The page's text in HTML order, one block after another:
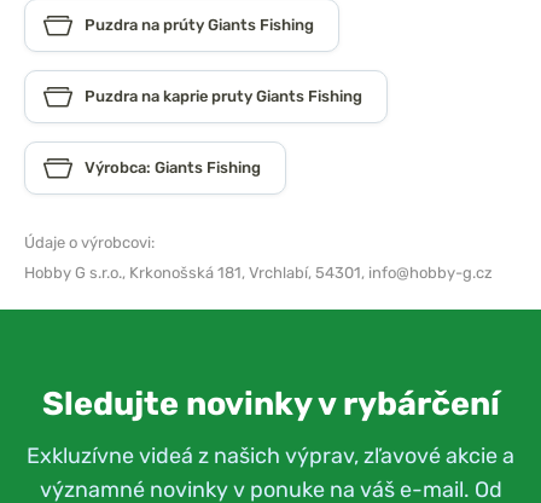
Puzdra na prúty Giants Fishing
Puzdra na kaprie pruty Giants Fishing
Výrobca: Giants Fishing
Údaje o výrobcovi:
Hobby G s.r.o., Krkonošská 181, Vrchlabí, 54301, info@hobby-g.cz
Sledujte novinky v rybárčení
Exkluzívne videá z našich výprav, zľavové akcie a
významné novinky v ponuke na váš e-mail. Od